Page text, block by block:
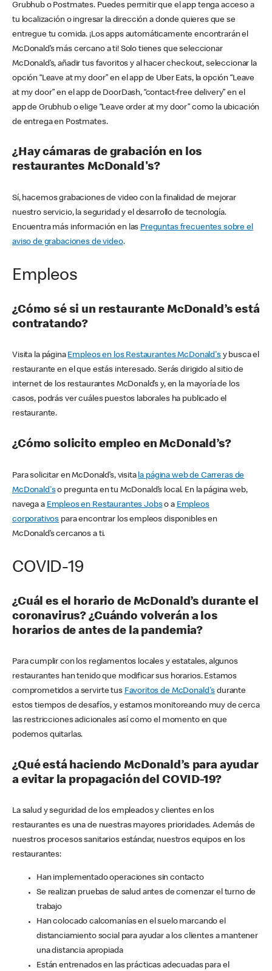
Grubhub o Postmates. Puedes permitir que el app tenga acceso a
tu localización o ingresar la dirección a donde quieres que se
entregue tu comida. ¡Los apps automáticamente encontrarán el
McDonald’s más cercano a ti! Solo tienes que seleccionar
McDonald’s, añadir tus favoritos y al hacer checkout, seleccionar la
opción “Leave at my door” en el app de Uber Eats, la opción “Leave
at my door” en el app de DoorDash, “contact-free delivery” en el
app de Grubhub o elige “Leave order at my door” como la ubicación
de entrega en Postmates.
¿Hay cámaras de grabación en los
restaurantes McDonald's?
Sí, hacemos grabaciones de video con la finalidad de mejorar
nuestro servicio, la seguridad y el desarrollo de tecnología.
Encuentra más información en las Preguntas frecuentes sobre el
aviso de grabaciones de video.
Empleos
¿Cómo sé si un restaurante McDonald’s está
contratando?
Visita la página Empleos en los Restaurantes McDonald'sy busca el
restaurante en el que estás interesado. Serás dirigido al sitio de
internet de los restaurantes McDonald’s y, en la mayoría de los
casos, podrás ver cuáles puestos laborales ha publicado el
restaurante.
¿Cómo solicito empleo en McDonald’s?
Para solicitar en McDonald’s, visita la página web de Carreras de
McDonald'so pregunta en tu McDonald’s local. En la página web,
navega a Empleos en Restaurantes Jobso a Empleos
corporativos para encontrar los empleos disponibles en
McDonald’s cercanos a ti.
COVID-19
¿Cuál es el horario de McDonald’s durante el
coronavirus? ¿Cuándo volverán a los
horarios de antes de la pandemia?
Para cumplir con los reglamentos locales y estatales, algunos
restaurantes han tenido que modificar sus horarios. Estamos
comprometidos a servirte tus Favoritos de McDonald's durante
estos tiempos de desafíos, y estamos monitoreando muy de cerca
las restricciones adicionales así como el momento en que
podemos quitarlas.
¿Qué está haciendo McDonald’s para ayudar
a evitar la propagación del COVID-19?
La salud y seguridad de los empleados y clientes en los
restaurantes es una de nuestras mayores prioridades. Además de
nuestros procesos sanitarios estándar, nuestros equipos en los
restaurantes:
Han implementado operaciones sin contacto
Se realizan pruebas de salud antes de comenzar el turno de
trabajo
Han colocado calcomanías en el suelo marcando el
distanciamiento social para ayudar a los clientes a mantener
una distancia apropiada
Están entrenados en las prácticas adecuadas para el